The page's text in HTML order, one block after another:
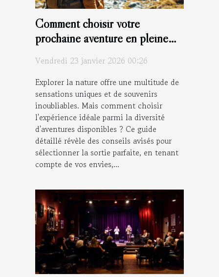
Comment choisir votre
prochaine aventure en pleine
Vendredi 23 janvier 2026 00:26
Explorer la nature offre une multitude de
sensations uniques et de souvenirs
inoubliables. Mais comment choisir
l'expérience idéale parmi la diversité
d'aventures disponibles ? Ce guide
détaillé révèle des conseils avisés pour
sélectionner la sortie parfaite, en tenant
compte de vos envies,...